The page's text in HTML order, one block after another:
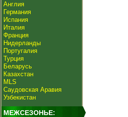
Англия
Германия
Испания
Италия
Франция
Нидерланды
Португалия
Турция
Беларусь
Казахстан
MLS
Саудовская Аравия
Узбекистан
МЕЖСЕЗОНЬЕ: